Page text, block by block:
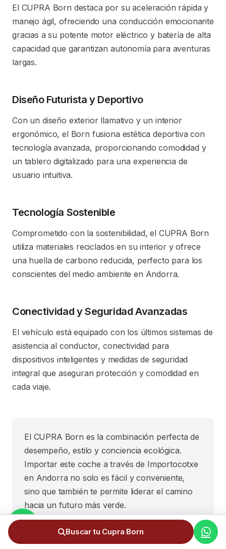
El CUPRA Born destaca por su aceleración rápida y
manejo ágil, ofreciendo una conducción emocionante
gracias a su potente motor eléctrico y batería de alta
capacidad que garantizan autonomía para aventuras
largas.
Diseño Futurista y Deportivo
Con un diseño exterior llamativo y un interior
ergonómico, el Born fusiona estética deportiva con
tecnología avanzada, proporcionando comodidad y
un tablero digitalizado para una experiencia de
usuario intuitiva.
Tecnología Sostenible
Comprometido con la sostenibilidad, el CUPRA Born
utiliza materiales reciclados en su interior y ofrece
una huella de carbono reducida, perfecto para los
conscientes del medio ambiente en Andorra.
Conectividad y Seguridad Avanzadas
El vehículo está equipado con los últimos sistemas de
asistencia al conductor, conectividad para
dispositivos inteligentes y medidas de seguridad
integral que aseguran protección y comodidad en
cada viaje.
El CUPRA Born es la combinación perfecta de
desempeño, estilo y conciencia ecológica.
Importar este coche a través de Importocotxe
en Andorra no solo es fácil y conveniente,
sino que también te permite liderar el camino
hacia un futuro más verde.
Buscar tu Cupra Born